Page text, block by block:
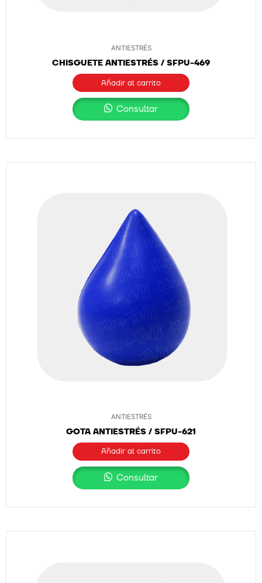
ANTIESTRÉS
CHISGUETE ANTIESTRÉS / SFPU-469
Añadir al carrito
Consultar
ANTIESTRÉS
GOTA ANTIESTRÉS / SFPU-621
Añadir al carrito
Consultar